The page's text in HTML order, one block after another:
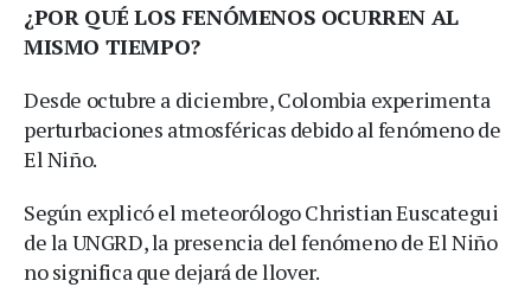
¿POR QUÉ LOS FENÓMENOS OCURREN AL
MISMO TIEMPO?
Desde octubre a diciembre, Colombia experimenta
perturbaciones atmosféricas debido al fenómeno de
El Niño.
Según explicó el meteorólogo Christian Euscategui
de la UNGRD, la presencia del fenómeno de El Niño
no significa que dejará de llover.